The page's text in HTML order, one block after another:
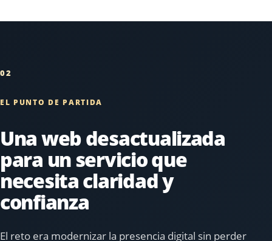
02
EL PUNTO DE PARTIDA
Una web desactualizada
para un servicio que
necesita claridad y
confianza
El reto era modernizar la presencia digital sin perder